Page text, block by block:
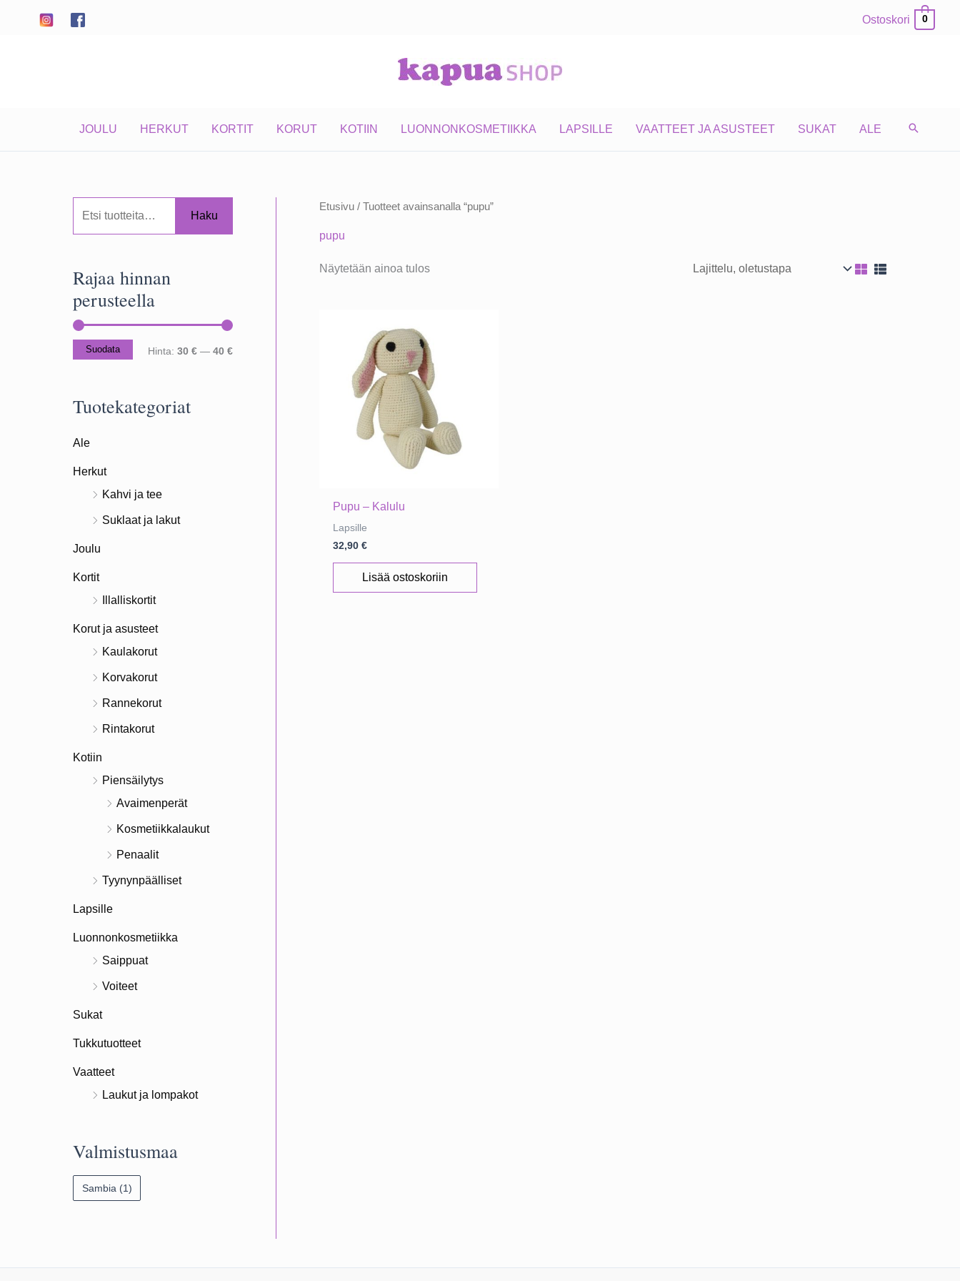
sisältöön
Ostoskori 0
JOULU HERKUT KORTIT KORUT KOTIIN LUONNONKOSMETIIKKA LAPSILLE VAATTEET JA ASUSTEET SUKAT ALE
i
:
Haku
Rajaa hinnan
perusteella
MM
Suodata Hinta: 30 € — 40 €
Tuotekategoriat
Ale
Herkut
Kahvi ja tee
Suklaat ja lakut
Joulu
Kortit
Illalliskortit
Korut ja asusteet
Kaulakorut
Korvakorut
Rannekorut
Rintakorut
Kotiin
Piensäilytys
Avaimenperät
Kosmetiikkalaukut
Penaalit
Tyynynpäälliset
Lapsille
Luonnonkosmetiikka
Saippuat
Voiteet
Sukat
Tukkutuotteet
Vaatteet
Laukut ja lompakot
Valmistusmaa
Sambia (1)
Etusivu / Tuotteet avainsanalla “pupu”
pupu
Näytetään ainoa tulos
Pupu – Kalulu
Lapsille
32,90€
Lisää ostoskoriin